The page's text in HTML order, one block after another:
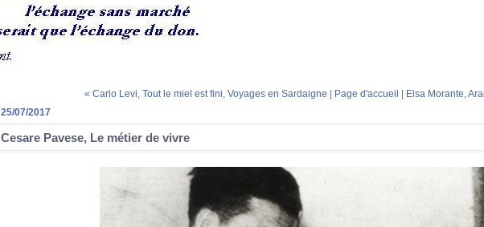
« Carlo Levi, Tout le miel est fini, Voyages en Sardaigne Page d'accueil
Elsa Morante,
25/07/2017
Cesare Pavese, Le métier de vivre